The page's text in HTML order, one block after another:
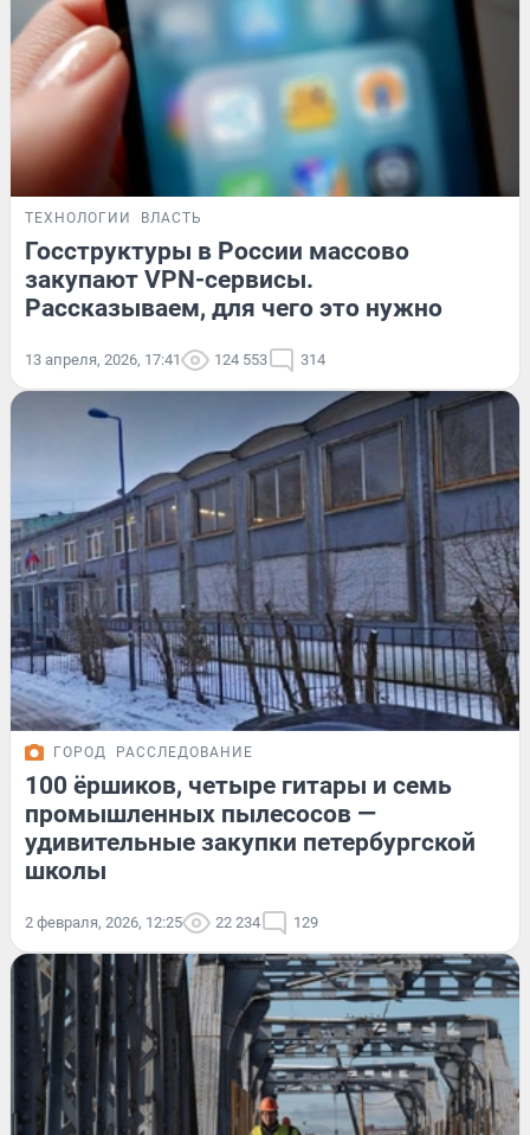
ТЕХНОЛОГИИ ВЛАСТЬ
Госструктуры в России массово
закупают VPN-сервисы.
Рассказываем, для чего это нужно
13 апреля, 2026, 17:41 124 553 314
ГОРОД РАССЛЕДОВАНИЕ
100 ёршиков, четыре гитары и семь
промышленных пылесосов —
удивительные закупки петербургской
школы
2 февраля, 2026, 12:25 22 234 129